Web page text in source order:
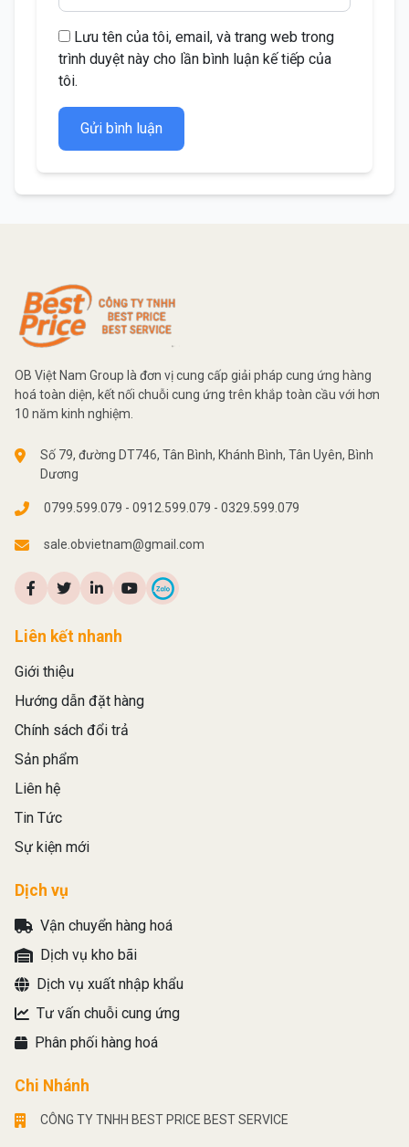
Lưu tên của tôi, email, và trang web trong
trình duyệt này cho lần bình luận kế tiếp của
tôi.
Gửi bình luận
OB Việt Nam Group là đơn vị cung cấp giải pháp cung ứng hàng
hoá toàn diện, kết nối chuỗi cung ứng trên khắp toàn cầu với hơn
10 năm kinh nghiệm.
Số 79, đường DT746, Tân Bình, Khánh Bình, Tân Uyên, Bình
Dương
0799.599.079 - 0912.599.079 - 0329.599.079
sale.obvietnam@gmail.com
Liên kết nhanh
Giới thiệu
Hướng dẫn đặt hàng
Chính sách đổi trả
Sản phẩm
Liên hệ
Tin Tức
Sự kiện mới
Dịch vụ
Vận chuyển hàng hoá
Dịch vụ kho bãi
Dịch vụ xuất nhập khẩu
Tư vấn chuỗi cung ứng
Phân phối hàng hoá
Chi Nhánh
CÔNG TY TNHH BEST PRICE BEST SERVICE